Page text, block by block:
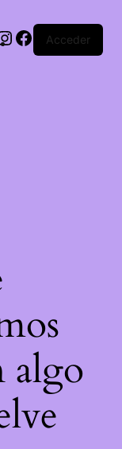
Acceder
algo